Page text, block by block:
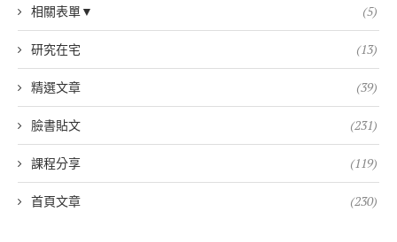
相關表單▼ (5)
研究在宅 (13)
精選文章 (39)
臉書貼文 (231)
課程分享 (119)
首頁文章 (230)